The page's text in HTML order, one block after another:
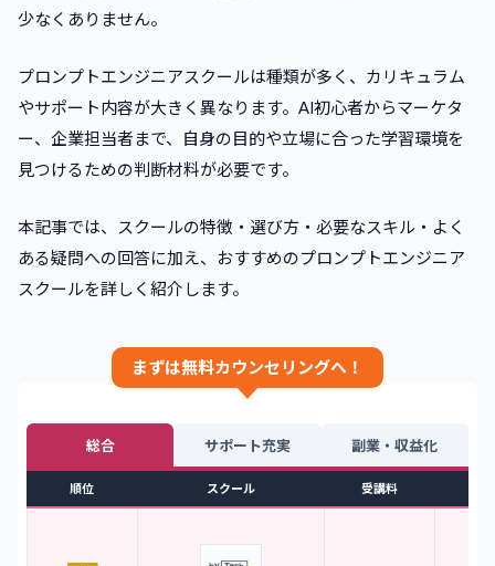
少なくありません。
プロンプトエンジニアスクールは種類が多く、カリキュラム
やサポート内容が大きく異なります。AI初心者からマーケタ
ー、企業担当者まで、自身の目的や立場に合った学習環境を
見つけるための判断材料が必要です。
本記事では、スクールの特徴・選び方・必要なスキル・よく
ある疑問への回答に加え、おすすめのプロンプトエンジニア
スクールを詳しく紹介します。
まずは無料カウンセリングへ！
総合 サポート充実 副業・収益化
順位 スクール 受講料